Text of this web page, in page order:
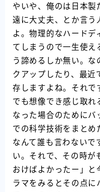
やいや、俺のは日本製
遠に大丈夫、とか言う
よ。物理的なハードデ
てしまうので一生使え
う諦めるしか無い。
クアップしたり、最近
存しますよね。それで
でも想像でき感じ取れ
なった場合のためにバ
での科学技術をまとめ
なんて誰も言わないで
い。それで、その時が
おけばよかったー」と
ラマをみるとその点に